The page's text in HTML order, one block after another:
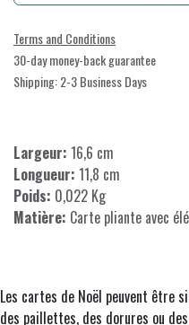
Terms and Conditions
30-day money-back guarantee
Shipping: 2-3 Business Days
Largeur: 16,6 cm
Longueur: 11,8 cm
Poids: 0,022 Kg
Matière: Carte pliante avec
Les cartes de Noël peuvent être
des paillettes, des dorures ou